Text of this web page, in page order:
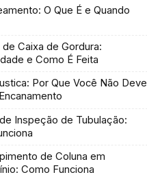
O Que É e Quando
Caixa de Gordura:
e Como É Feita
Por Que Você Não Deve
Inspeção de Tubulação:
de Coluna em
Como Funciona